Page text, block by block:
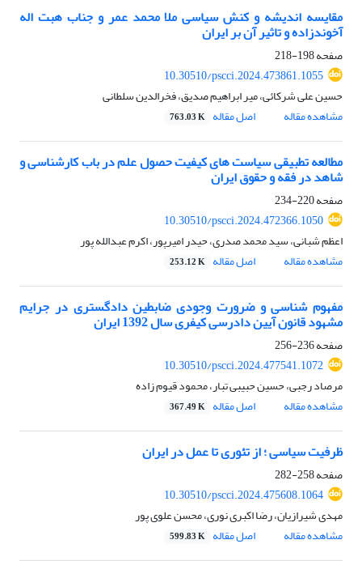
مقایسه اندیشه و کنش سیاسی ملا محمد عمر و جناب هبت اله
آخوندزاده و تاثیر آن بر ایران
صفحه198-218
10.30510/pscci.2024.473861.1055
حسین علی شرکائی، میر ابراهیم صدیق، فخرالدین سلطانی
مشاهده مقاله
اصل مقاله 763.03 K
مطالعه تطبیقی سیاست های کیفیت حصول علم در باب کارشناسی و
شاهد در فقه و حقوق ایران
صفحه220-234
10.30510/pscci.2024.472366.1050
اعظم شبانی، سید محمد صدری، حیدر امیرپور، اکرم عبدالله پور
مشاهده مقاله
اصل مقاله 253.12 K
مفهوم شناسی و ضرورت وجودی ضابطین دادگستری در جرایم
مشهود قانون آیین دادرسی کیفری سال 1392 ایران
صفحه236-256
10.30510/pscci.2024.477541.1072
مرصاد رجبی، حسین حبیبی تبار، محمود قیوم زاده
مشاهده مقاله
اصل مقاله 367.49 K
ظرفیت سیاسی ؛ از تئوری تا عمل در ایران
صفحه258-282
10.30510/pscci.2024.475608.1064
مهدی شیرازیان، رضا اکبری نوری، محسن علوی پور
مشاهده مقاله
اصل مقاله 599.83 K